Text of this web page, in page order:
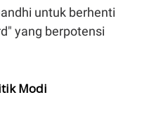
untuk berhenti
yang berpotensi
Modi